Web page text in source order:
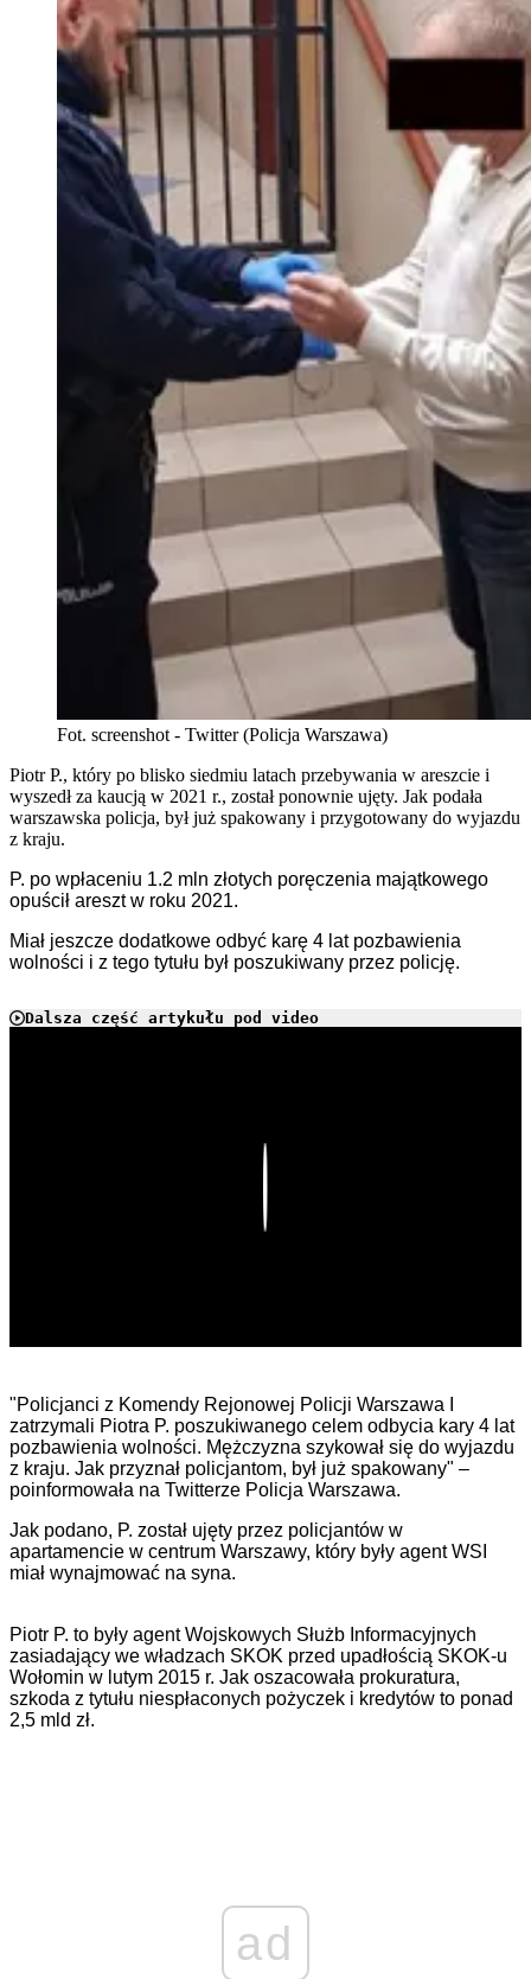
Fot. screenshot - Twitter (Policja Warszawa)
Piotr P., który po blisko siedmiu latach przebywania w areszcie i
wyszedł za kaucją w 2021 r., został ponownie ujęty. Jak podała
warszawska policja, był już spakowany i przygotowany do wyjazdu
z kraju.
P. po wpłaceniu 1.2 mln złotych poręczenia majątkowego
opuścił areszt w roku 2021.
Miał jeszcze dodatkowe odbyć karę 4 lat pozbawienia
wolności i z tego tytułu był poszukiwany przez policję.
Dalsza część artykułu pod video
"Policjanci z Komendy Rejonowej Policji Warszawa I
zatrzymali Piotra P. poszukiwanego celem odbycia kary 4 lat
pozbawienia wolności. Mężczyzna szykował się do wyjazdu
z kraju. Jak przyznał policjantom, był już spakowany" –
poinformowała na Twitterze Policja Warszawa.
Jak podano, P. został ujęty przez policjantów w
apartamencie w centrum Warszawy, który były agent WSI
miał wynajmować na syna.
Piotr P. to były agent Wojskowych Służb Informacyjnych
zasiadający we władzach SKOK przed upadłością SKOK-u
Wołomin w lutym 2015 r. Jak oszacowała prokuratura,
szkoda z tytułu niespłaconych pożyczek i kredytów to ponad
2,5 mld zł.
ad